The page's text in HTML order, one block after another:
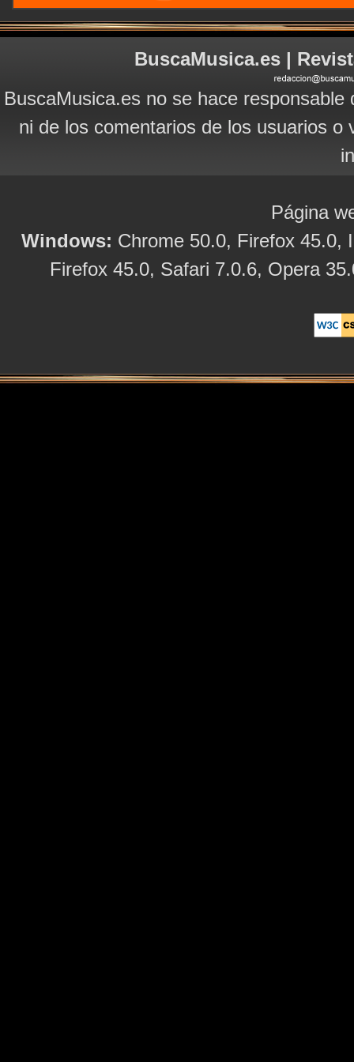
BuscaMusica.es |
BuscaMusica.es no se hace
ni de los comentarios de los usuarios
Página
Windows: Chrome 50.0, Firefox 45.0,
Firefox 45.0, Safari 7.0.6, Opera